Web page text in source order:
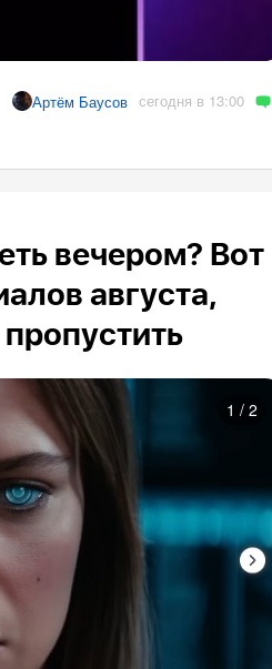
Артём Баусов сегодня в 13:00
вечером? Вот
августа,
1 / 2